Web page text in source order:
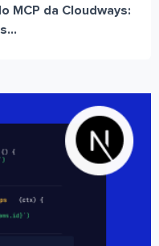
MCP da Cloudways: